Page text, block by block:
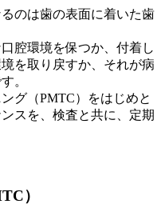
のは歯の表面に着いた歯
腔環境を保つか、付着し
を取り戻すか、それが病
。
グ（PMTC）をはじめと
スを、検査と共に、定期
）